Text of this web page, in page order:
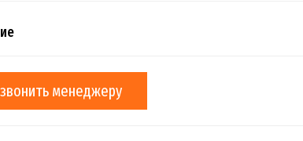
менеджеру